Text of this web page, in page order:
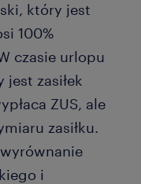
który jest
100%
czasie urlopu
zasiłek
ZUS, ale
zasiłku.
i